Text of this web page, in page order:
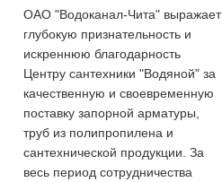
ОАО "Водоканал-Чита" выражает
глубокую признательность и
искреннюю благодарность
Центру сантехники "Водяной" за
качественную и своевременную
поставку запорной арматуры,
труб из полипропилена и
сантехнической продукции. За
весь период сотрудничества